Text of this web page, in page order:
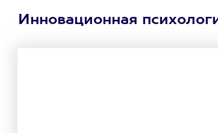
Инновационная